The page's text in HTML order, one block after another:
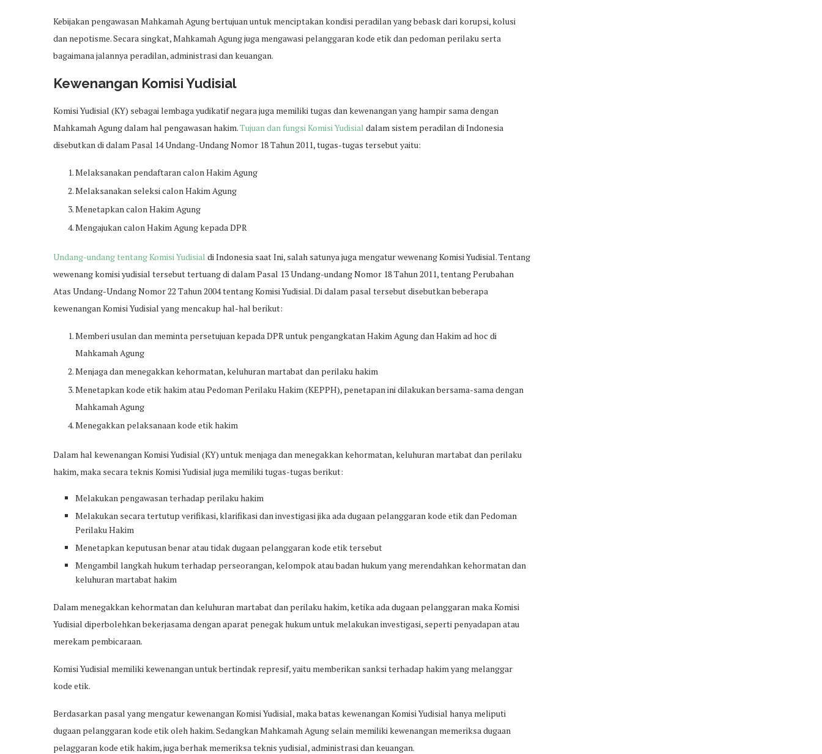
Kebijakan pengawasan Mahkamah Agung bertujuan untuk menciptakan kondisi peradilan yang bebask dari korupsi, kolusi
dan nepotisme. Secara singkat, Mahkamah Agung juga mengawasi pelanggaran kode etik dan pedoman perilaku serta
bagaimana jalannya peradilan, administrasi dan keuangan.
Kewenangan Komisi Yudisial
Komisi Yudisial (KY) sebagai lembaga yudikatif negara juga memiliki tugas dan kewenangan yang hampir sama dengan
Mahkamah Agung dalam hal pengawasan hakim.Tujuan dan fungsi Komisi Yudisial dalam sistem peradilan di Indonesia
disebutkan di dalam Pasal 14 Undang-Undang Nomor 18 Tahun 2011, tugas-tugas tersebut yaitu:
Melaksanakan pendaftaran calon Hakim Agung
Melaksanakan seleksi calon Hakim Agung
Menetapkan calon Hakim Agung
Mengajukan calon Hakim Agung kepada DPR
Undang-undang tentang Komisi Yudisial di Indonesia saat Ini, salah satunya juga mengatur wewenang Komisi Yudisial. Tentang
wewenang komisi yudisial tersebut tertuang di dalam Pasal 13 Undang-undang Nomor 18 Tahun 2011, tentang Perubahan
Atas Undang-Undang Nomor 22 Tahun 2004 tentang Komisi Yudisial. Di dalam pasal tersebut disebutkan beberapa
kewenangan Komisi Yudisial yang mencakup hal-hal berikut:
Memberi usulan dan meminta persetujuan kepada DPR untuk pengangkatan Hakim Agung dan Hakim ad hoc di
Mahkamah Agung
Menjaga dan menegakkan kehormatan, keluhuran martabat dan perilaku hakim
Menetapkan kode etik hakim atau Pedoman Perilaku Hakim (KEPPH), penetapan ini dilakukan bersama-sama dengan
Mahkamah Agung
Menegakkan pelaksanaan kode etik hakim
Dalam hal kewenangan Komisi Yudisial (KY) untuk menjaga dan menegakkan kehormatan, keluhuran martabat dan perilaku
hakim, maka secara teknis Komisi Yudisial juga memiliki tugas-tugas berikut:
Melakukan pengawasan terhadap perilaku hakim
Melakukan secara tertutup verifikasi, klarifikasi dan investigasi jika ada dugaan pelanggaran kode etik dan Pedoman
Perilaku Hakim
Menetapkan keputusan benar atau tidak dugaan pelanggaran kode etik tersebut
Mengambil langkah hukum terhadap perseorangan, kelompok atau badan hukum yang merendahkan kehormatan dan
keluhuran martabat hakim
Dalam menegakkan kehormatan dan keluhuran martabat dan perilaku hakim, ketika ada dugaan pelanggaran maka Komisi
Yudisial diperbolehkan bekerjasama dengan aparat penegak hukum untuk melakukan investigasi, seperti penyadapan atau
merekam pembicaraan.
Komisi Yudisial memiliki kewenangan untuk bertindak represif, yaitu memberikan sanksi terhadap hakim yang melanggar
kode etik.
Berdasarkan pasal yang mengatur kewenangan Komisi Yudisial, maka batas kewenangan Komisi Yudisial hanya meliputi
dugaan pelanggaran kode etik oleh hakim. Sedangkan Mahkamah Agung selain memiliki kewenangan memeriksa dugaan
pelaggaran kode etik hakim, juga berhak memeriksa teknis yudisial, administrasi dan keuangan.